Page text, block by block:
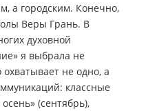
а городским. Конечно,
Веры Грань. В
духовной
я выбрала не
не одно, а
классные
(сентябрь),